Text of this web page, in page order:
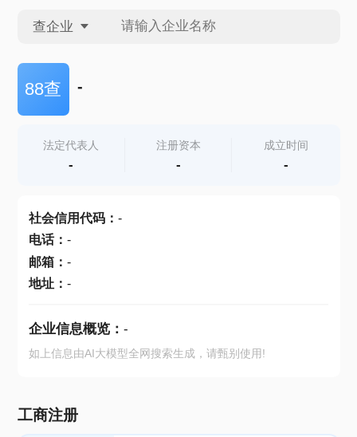
查企业
查企业
查产地
88查 -
法定代表人
-
注册资本
-
成立时间
-
社会信用代码： -
电话： -
邮箱： -
地址： -
企业信息概览： -
如上信息由AI大模型全网搜索生成，请甄别使用!
工商注册